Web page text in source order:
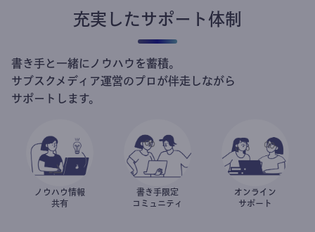
充実したサポート体制
書き手と一緒にノウハウを蓄積。
サブスクメディア運営のプロが伴走しながら
サポートします。
ノウハウ情報
共有
書き手限定
コミュニティ
オンライン
サポート